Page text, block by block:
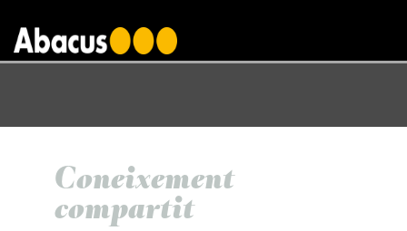
Coneixement
compartit